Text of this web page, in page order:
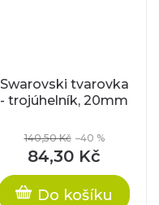
Swarovski tvarovka
- trojúhelník, 20mm
140,50 Kč –40 %
84,30 Kč
Do košíku